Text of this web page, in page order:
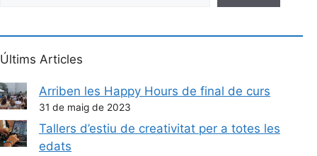
Últims Articles
Arriben les Happy Hours de final de curs
31 de maig de 2023
Tallers d’estiu de creativitat per a totes les
edats